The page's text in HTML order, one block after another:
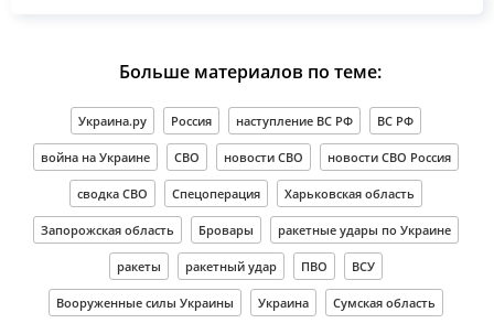
Больше материалов по теме:
Украина.ру Россия наступление ВС РФ ВС РФ
война на Украине СВО новости СВО новости СВО Россия
сводка СВО Спецоперация Харьковская область
Запорожская область Бровары ракетные удары по Украине
ракеты ракетный удар ПВО ВСУ
Вооруженные силы Украины Украина Сумская область